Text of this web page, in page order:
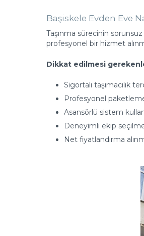
Başiskele Evden Eve
Taşınma sürecinin
profesyonel bir hizmet
Dikkat edilmesi
Sigortalı taşımacılık
Profesyonel paketleme
Asansörlü sistem
Deneyimli ekip
Net fiyatlandırma